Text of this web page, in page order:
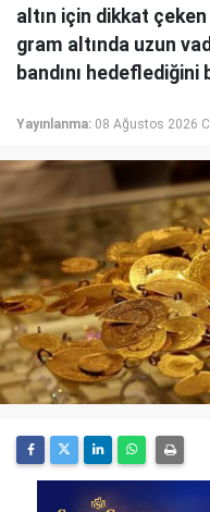
altın için dikkat
gram altında uzun
bandını
Yayınlanma: 08 Ağustos 2026